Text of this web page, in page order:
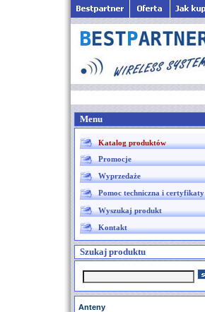
Menu
Katalog produktów
Promocje
Wyprzedaże
Pomoc techniczna i certyfikaty
Wyszukaj produkt
Kontakt
Szukaj produktu
Anteny